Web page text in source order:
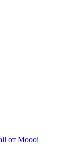
от Moooi